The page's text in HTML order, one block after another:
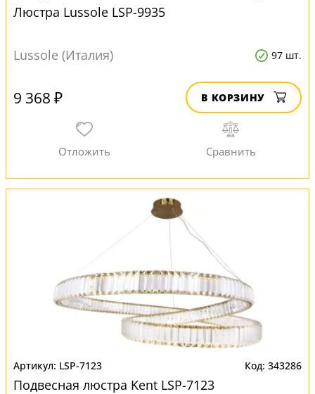
Люстра Lussole LSP-9935
Lussole (Италия) 97 шт.
9 368 ₽ В КОРЗИНУ
LSP-7123 343286
Подвесная люстра Kent LSP-7123